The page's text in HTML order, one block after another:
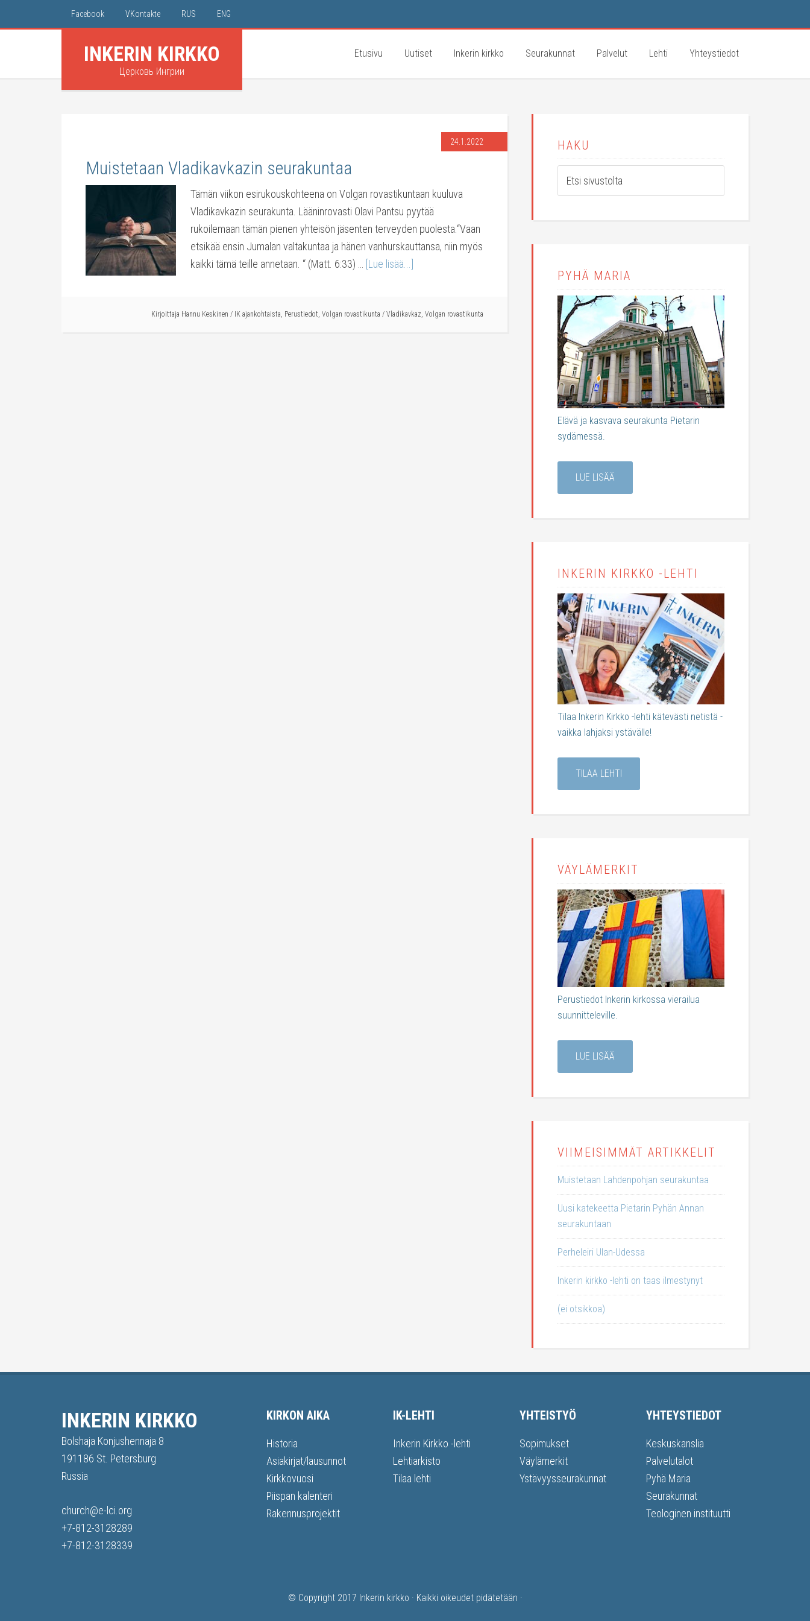
Facebook VKontakte RUS ENG
INKERIN KIRKKO
Церковь Ингрии
Etusivu Uutiset Inkerin kirkko Seurakunnat Palvelut Lehti Yhteystiedot
24.1.2022
Muistetaan Vladikavkazin seurakuntaa
Tämän viikon esirukouskohteena on Volgan rovastikuntaan kuuluva
Vladikavkazin seurakunta. Lääninrovasti Olavi Pantsu pyytää
rukoilemaan tämän pienen yhteisön jäsenten terveyden puolesta.“Vaan
etsikää ensin Jumalan valtakuntaa ja hänen vanhurskauttansa, niin myös
kaikki tämä teille annetaan. “ (Matt. 6:33) …
[Lue lisää...]
Kirjoittaja Hannu Keskinen / IK ajankohtaista, Perustiedot, Volgan rovastikunta / Vladikavkaz, Volgan rovastikunta
HAKU
PYHÄ MARIA
Elävä ja kasvava seurakunta Pietarin
sydämessä.
LUE LISÄÄ
INKERIN KIRKKO -LEHTI
Tilaa Inkerin Kirkko -lehti kätevästi netistä -
vaikka lahjaksi ystävälle!
TILAA LEHTI
VÄYLÄMERKIT
Perustiedot Inkerin kirkossa vierailua
suunnitteleville.
LUE LISÄÄ
VIIMEISIMMÄT ARTIKKELIT
Muistetaan Lahdenpohjan seurakuntaa
Uusi katekeetta Pietarin Pyhän Annan
seurakuntaan
Perheleiri Ulan-Udessa
Inkerin kirkko -lehti on taas ilmestynyt
(ei otsikkoa)
INKERIN KIRKKO
Bolshaja Konjushennaja 8
191186 St. Petersburg
Russia
church@e-lci.org
+7-812-3128289
+7-812-3128339
KIRKON AIKA
Historia
Asiakirjat/lausunnot
Kirkkovuosi
Piispan kalenteri
Rakennusprojektit
IK-LEHTI
Inkerin Kirkko -lehti
Lehtiarkisto
Tilaa lehti
YHTEISTYÖ
Sopimukset
Väylämerkit
Ystävyysseurakunnat
YHTEYSTIEDOT
Keskuskanslia
Palvelutalot
Pyhä Maria
Seurakunnat
Teologinen instituutti
© Copyright 2017 Inkerin kirkko · Kaikki oikeudet pidätetään ·